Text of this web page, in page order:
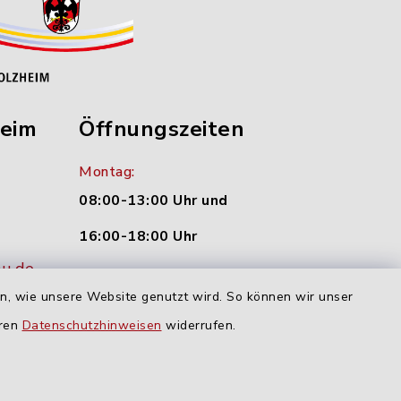
wie unsere Website genutzt wird. So können wir unser
Datenschutzhinweisen widerrufen.
Öffnungszeiten
Montag:
08:00-13:00 Uhr und
16:00-18:00 Uhr
09:00-12:00 Uhr